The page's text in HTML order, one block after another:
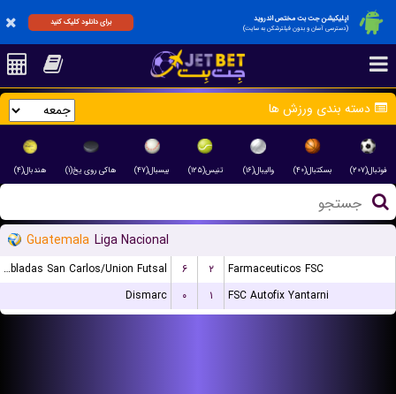
اپلیکیشن جت بت مختص اندروید
(دسترسی آسان و بدون فیلترشکن به سایت)
برای دانلود کلیک کنید
دسته بندی ورزش ها
فوتبال(۲۰۷) بسکتبال(۴۰) والیبال(۱۶) تنیس(۱۲۵) بیسبال(۴۷) هاکی روی یخ(۱) هندبال(۴)
Guatemala Liga Nacional
Dobladas San Carlos/Union Futsal ۶ ۲
Farmaceuticos FSC
Dismarc
۰ ۱ FSC Autofix Yantarni